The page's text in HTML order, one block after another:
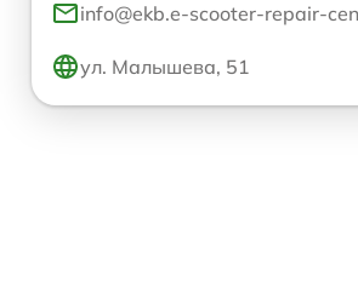
info@ekb.e-scooter-repair-
ул. Малышева, 51